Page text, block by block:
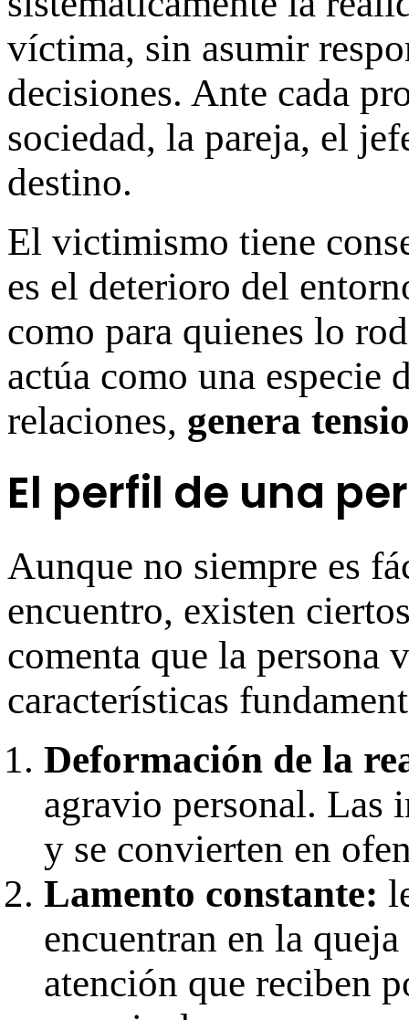
víctima, sin asumir
decisiones. Ante cada
sociedad, la pareja, el
destino.
El victimismo tiene
es el deterioro del
como para quienes lo
actúa como una especie
relaciones, genera
El perfil de una
Aunque no siempre es
encuentro, existen
comenta que la persona
características
Deformación de la
agravio personal. Las
y se convierten en
Lamento constante:
encuentran en la
atención que reciben